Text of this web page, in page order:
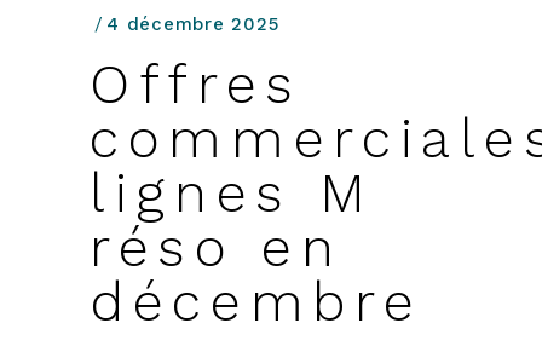
4 décembre 2025
Offres
lignes M
réso en
décembre